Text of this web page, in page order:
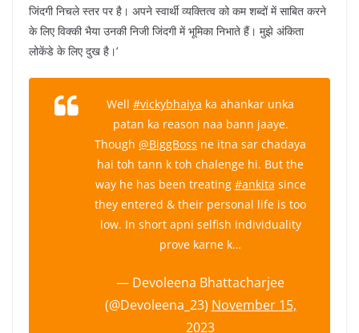
जिंदगी निचले स्तर पर है। अपने स्वार्थी व्यक्तित्व को कम शब्दों में साबित करने
के लिए विक्की भैया उनकी निजी जिंदगी में भूमिका निभाते हैं। मुझे अंकिता
लोकेंडे के लिए दुख है।’
Well #vickybhaiya ka ahankar unka
patan ka reason naa bann jaaye.
Though @BiggBoss ne itna sar chadaya
hai toh tann k toh chalenge hi. But the
way he has been treating #ankita since
they entered & their personal life is too
low. In short apni selfish individuality
prove karne k…
— Devoleena Bhattacharjee
(@Devoleena_23) November 15,
2023